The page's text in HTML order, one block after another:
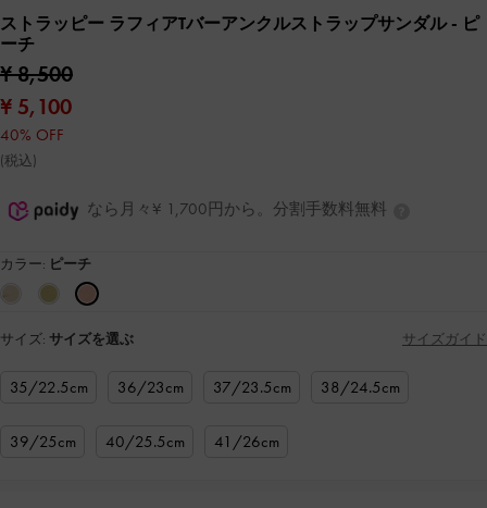
ストラッピー ラフィアTバーアンクルストラップサンダル- ピ
ーチ
¥ 8,500
¥ 5,100
40% OFF
(税込)
なら月々¥ 1,700円から。分割手数料無料
カラー: ピーチ
サイズ: サイズを選ぶ サイズガイド
35/22.5cm 36/23cm 37/23.5cm 38/24.5cm
39/25cm 40/25.5cm 41/26cm